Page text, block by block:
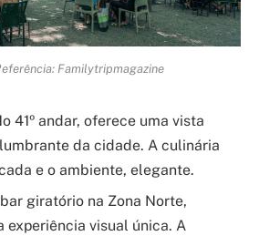
Familytripmagazine
41º andar, oferece uma vista
da cidade. A culinária
e o ambiente, elegante.
giratório na Zona Norte,
experiência visual única. A